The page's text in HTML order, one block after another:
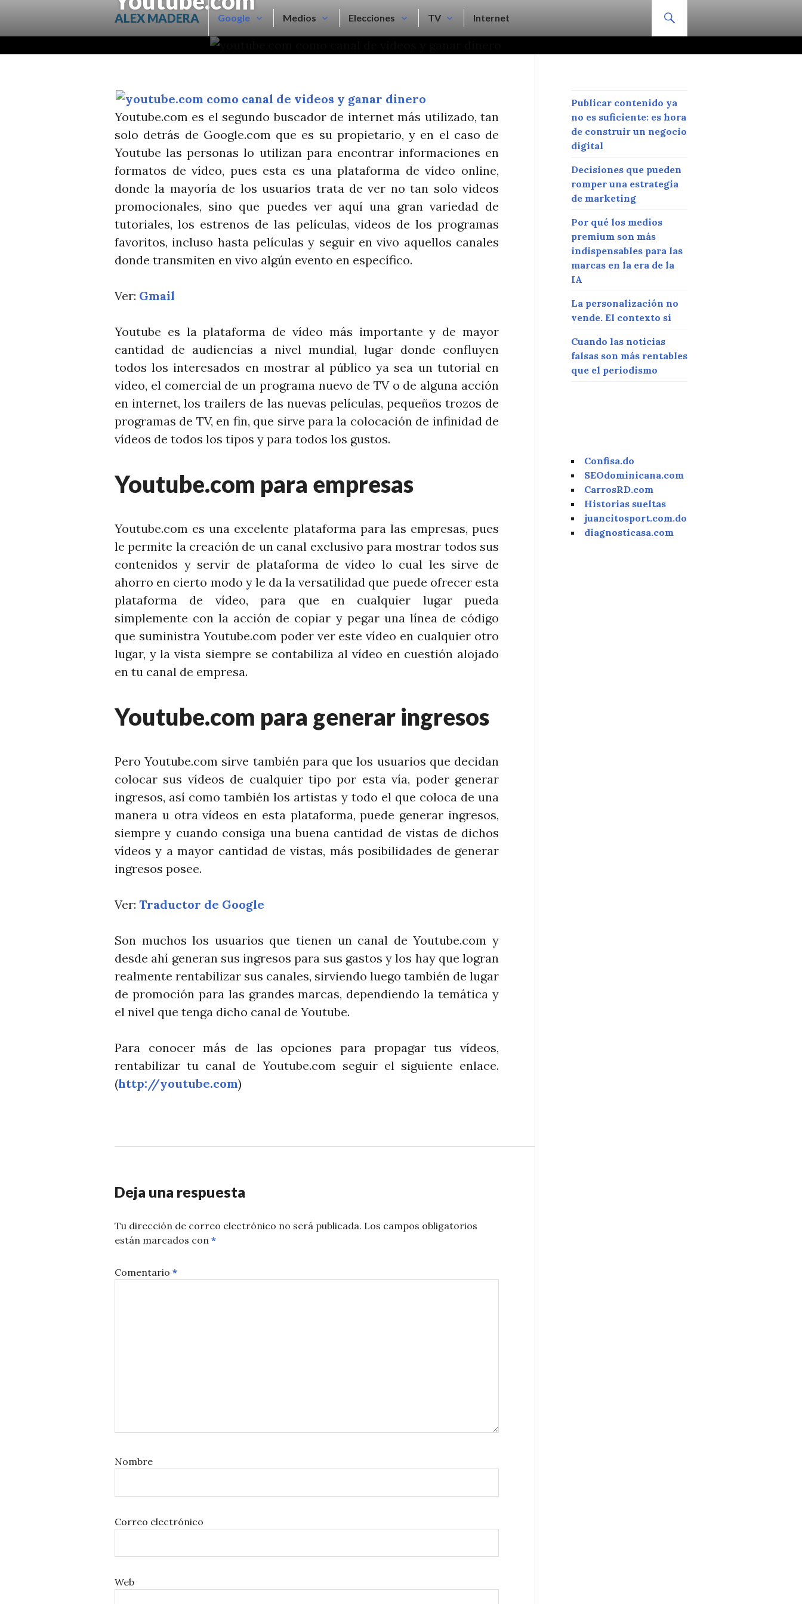
ALEX MADERA Google Medios Elecciones TV Internet
Youtube.com es el segundo buscador de internet más utilizado, tan
solo detrás de Google.com que es su propietario, y en el caso de
Youtube las personas lo utilizan para encontrar informaciones en
formatos de vídeo, pues esta es una plataforma de vídeo online,
donde la mayoría de los usuarios trata de ver no tan solo videos
promocionales, sino que puedes ver aquí una gran variedad de
tutoriales, los estrenos de las películas, videos de los programas
favoritos, incluso hasta películas y seguir en vivo aquellos canales
donde transmiten en vivo algún evento en específico.
Ver: Gmail
Youtube es la plataforma de vídeo más importante y de mayor
cantidad de audiencias a nivel mundial, lugar donde confluyen
todos los interesados en mostrar al público ya sea un tutorial en
video, el comercial de un programa nuevo de TV o de alguna acción
en internet, los trailers de las nuevas películas, pequeños trozos de
programas de TV, en fin, que sirve para la colocación de infinidad de
vídeos de todos los tipos y para todos los gustos.
Youtube.com para empresas
Youtube.com es una excelente plataforma para las empresas, pues
le permite la creación de un canal exclusivo para mostrar todos sus
contenidos y servir de plataforma de vídeo lo cual les sirve de
ahorro en cierto modo y le da la versatilidad que puede ofrecer esta
plataforma de vídeo, para que en cualquier lugar pueda
simplemente con la acción de copiar y pegar una línea de código
que suministra Youtube.com poder ver este vídeo en cualquier otro
lugar, y la vista siempre se contabiliza al vídeo en cuestión alojado
en tu canal de empresa.
Youtube.com para generar ingresos
Pero Youtube.com sirve también para que los usuarios que decidan
colocar sus vídeos de cualquier tipo por esta vía, poder generar
ingresos, así como también los artistas y todo el que coloca de una
manera u otra vídeos en esta plataforma, puede generar ingresos,
siempre y cuando consiga una buena cantidad de vistas de dichos
vídeos y a mayor cantidad de vistas, más posibilidades de generar
ingresos posee.
Ver: Traductor de Google
Son muchos los usuarios que tienen un canal de Youtube.com y
desde ahí generan sus ingresos para sus gastos y los hay que logran
realmente rentabilizar sus canales, sirviendo luego también de lugar
de promoción para las grandes marcas, dependiendo la temática y
el nivel que tenga dicho canal de Youtube.
Para conocer más de las opciones para propagar tus vídeos,
rentabilizar tu canal de Youtube.com seguir el siguiente enlace.
(http://youtube.com)
Deja una respuesta
Tu dirección de correo electrónico no será publicada. Los campos obligatorios
están marcados con *
Comentario *
Nombre
Correo electrónico
Web
Publicar contenido ya
no es suficiente: es hora
de construir un negocio
digital
Decisiones que pueden
romper una estrategia
de marketing
Por qué los medios
premium son más
indispensables para las
marcas en la era de la
IA
La personalización no
vende. El contexto sí
Cuando las noticias
falsas son más rentables
que el periodismo
Confisa.do
SEOdominicana.com
CarrosRD.com
Historias sueltas
juancitosport.com.do
diagnosticasa.com